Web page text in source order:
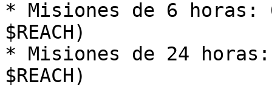
* Misiones de 6 horas:
$REACH)
* Misiones de 24 horas:
$REACH)